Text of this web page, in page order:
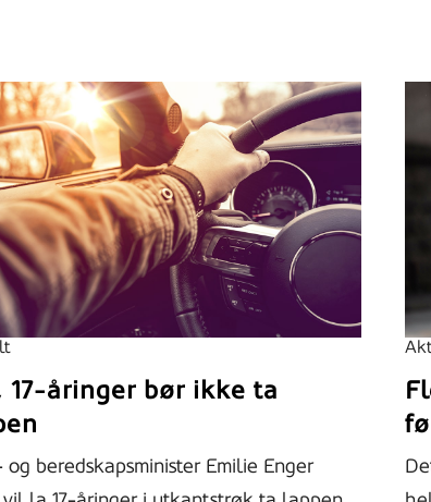
17-åringer bør ikke ta
og beredskapsminister Emilie Enger